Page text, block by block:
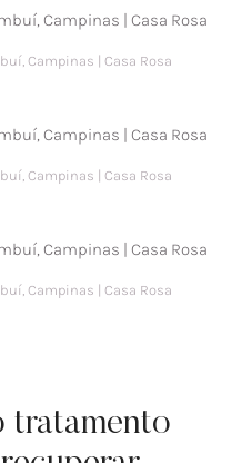
Campinas | Casa Rosa
Campinas | Casa Rosa
Campinas | Casa Rosa
tratamento